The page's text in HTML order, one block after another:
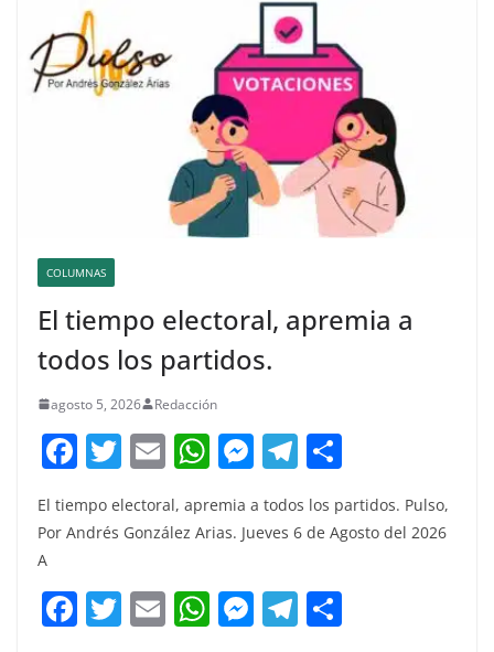
COLUMNAS
El tiempo electoral, apremia a
todos los partidos.
agosto 5, 2026 Redacción
F
c
b
o
T
itt
E
ai
W
at
A
p
M
ss
n
g
T
e
a
m
m
p
El tiempo electoral, apremia a todos los partidos. Pulso,
Por Andrés González Arias. Jueves 6 de Agosto del 2026
A
F T E W M T